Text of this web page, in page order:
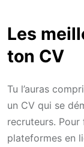
Les
ton CV
Tu l’auras
un CV qui se
recruteurs.
plateformes en